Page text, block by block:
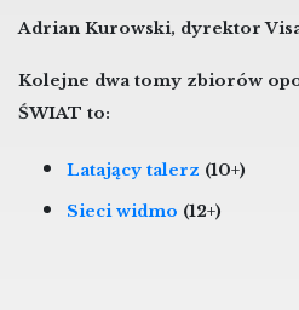
Adrian Kurowski, dyrektor
Kolejne dwa tomy zbiorów
ŚWIAT to:
Latający talerz (10+)
Sieci widmo (12+)